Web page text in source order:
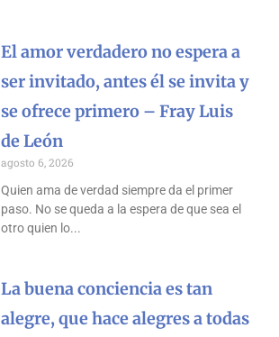
El amor verdadero no espera a
ser invitado, antes él se invita y
se ofrece primero – Fray Luis
de León
agosto 6, 2026
Quien ama de verdad siempre da el primer
paso. No se queda a la espera de que sea el
otro quien lo
La buena conciencia es tan
alegre, que hace alegres a todas